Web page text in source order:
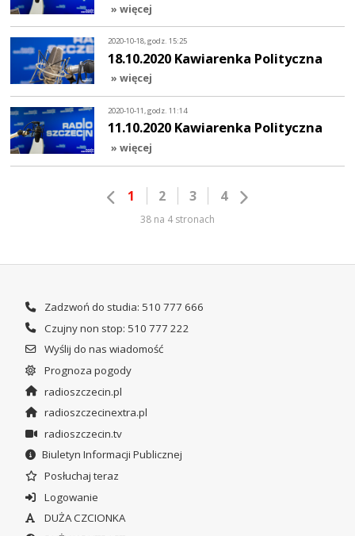
» więcej
2020-10-18, godz. 15:25
18.10.2020 Kawiarenka Polityczna
» więcej
2020-10-11, godz. 11:14
11.10.2020 Kawiarenka Polityczna
» więcej
1 2 3 4
38 na 4 stronach
Zadzwoń do studia: 510 777 666
Czujny non stop: 510 777 222
Wyślij do nas wiadomość
Prognoza pogody
radioszczecin.pl
radioszczecinextra.pl
radioszczecin.tv
Biuletyn Informacji Publicznej
Posłuchaj teraz
Logowanie
DUŻA CZCIONKA